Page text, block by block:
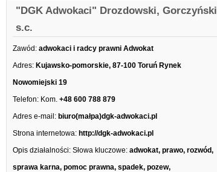
"DGK Adwokaci" Drozdowski, Gorczyński
s.c.
Zawód: adwokaci i radcy prawni Adwokat
Adres: Kujawsko-pomorskie, 87-100 Toruń Rynek
Nowomiejski 19
Telefon: Kom. +48 600 788 879
Adres e-mail: biuro(małpa)dgk-adwokaci.pl
Strona internetowa: http://dgk-adwokaci.pl
Opis działalności: Słowa kluczowe: adwokat, prawo, rozwód,
sprawa karna, pomoc prawna, spadek, pozew,